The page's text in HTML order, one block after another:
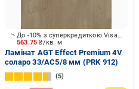
563.75₴/кв. м
До -10% з суперкредиткою Visa Вигода
Ламінат AGT Effect Premium 4V
соларо 33/АС5/8 мм (PRK 912)
5